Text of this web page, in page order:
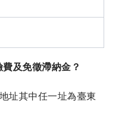
及免徵滯納金？
址其中任一址為臺東